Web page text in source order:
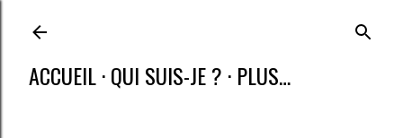
ACCUEIL QUI SUIS-JE ? PLUS…